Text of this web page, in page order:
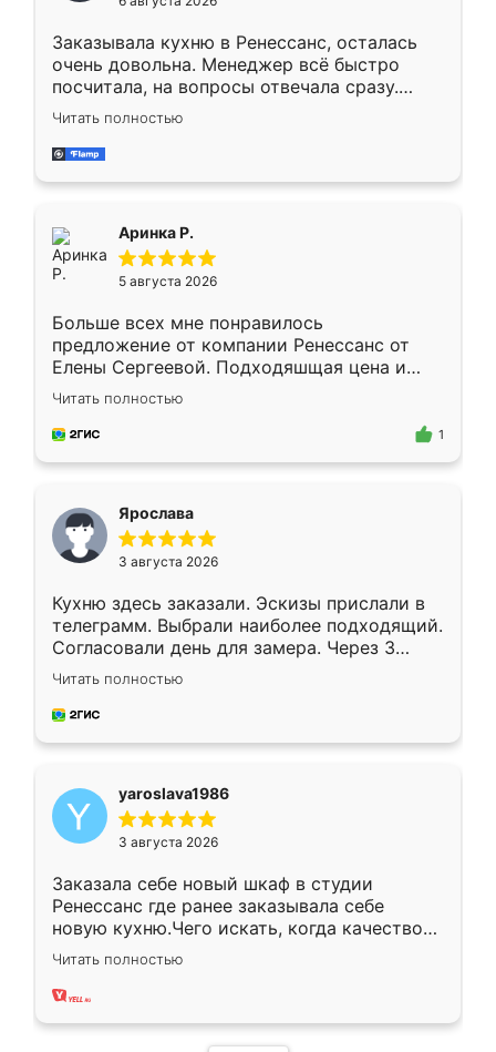
мебели буду заказывать только здесь.
Заказывала кухню в Ренессанс, осталась
очень довольна. Менеджер всё быстро
посчитала, на вопросы отвечала сразу.
Замерщик приехал в субботу, подошёл к
делу со всей ответственностью. Собрали
за день, ребята работали аккуратно, даже
Читать полностью
Аринка Р.
5 августа 2026
Больше всех мне понравилось
предложение от компании Ренессанс от
Елены Сергеевой. Подходяшщая цена и
короткие сроки изготовления. Приехавший
для замера сотрудник Владислав
предложил по моему эскизу самый
Читать полностью
1
Ярослава
3 августа 2026
Кухню здесь заказали. Эскизы прислали в
телеграмм. Выбрали наиболее подходящий.
Согласовали день для замера. Через 3
недели кухня была уже готова. Остались
довольны работой. Спасибо Ренессанс
мебель за качественную работу!
Читать полностью
yaroslava1986
3 августа 2026
Заказала себе новый шкаф в студии
Ренессанс где ранее заказывала себе
новую кухню.Чего искать, когда качеством
вполне довольна. Служит кухня уже почти
два года, нареканий нет.
Читать полностью